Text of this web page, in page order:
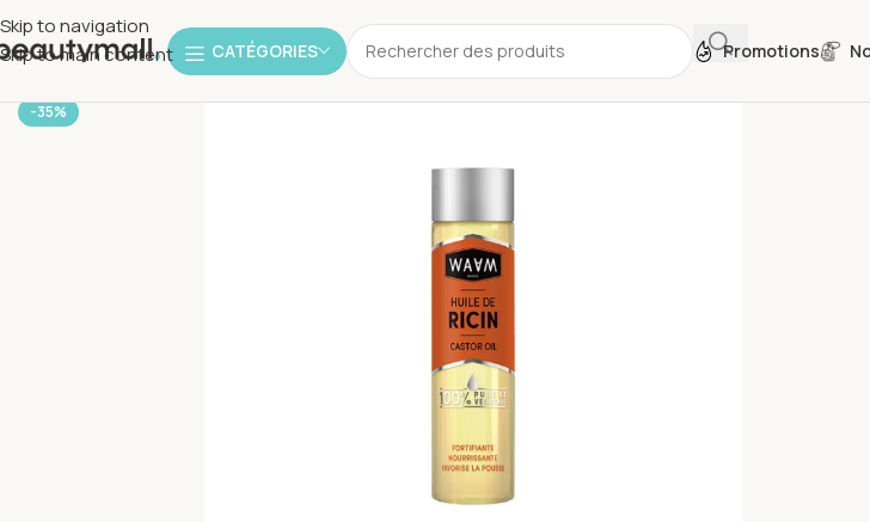
Skip to navigation
Skip to main content
CATÉGORIES Promotions
-35%